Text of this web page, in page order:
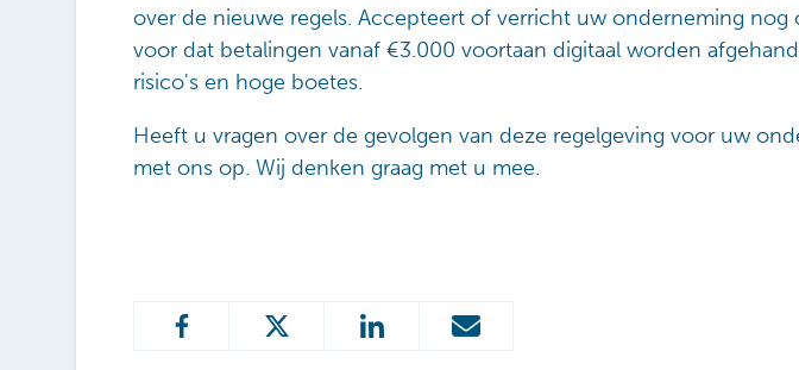
over de nieuwe regels. Accepteert of verricht uw onderneming nog
voor dat betalingen vanaf €3.000 voortaan digitaal worden
risico's en hoge boetes.
Heeft u vragen over de gevolgen van deze regelgeving voor uw
met ons op. Wij denken graag met u mee.